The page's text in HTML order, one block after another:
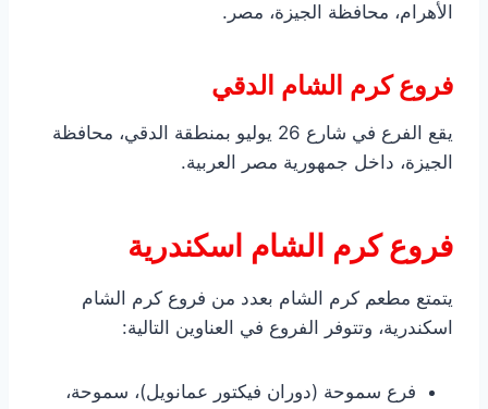
الأهرام، محافظة الجيزة، مصر.
فروع كرم الشام الدقي
يقع الفرع في شارع 26 يوليو بمنطقة الدقي، محافظة
الجيزة، داخل جمهورية مصر العربية.
فروع كرم الشام اسكندرية
يتمتع مطعم كرم الشام بعدد من فروع كرم الشام
اسكندرية، وتتوفر الفروع في العناوين التالية:
فرع سموحة (دوران فيكتور عمانويل)، سموحة،